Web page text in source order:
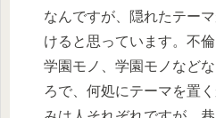
なんですが、隠れたテー
けると思っています。不
学園モノ、学園モノなど
ろで、何処にテーマを置